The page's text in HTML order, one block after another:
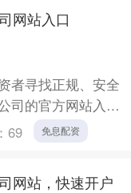
网站入口
者寻找正规、安全
司的官方网站入
的第一道防线。本
69 免息配资
网站，快速开户